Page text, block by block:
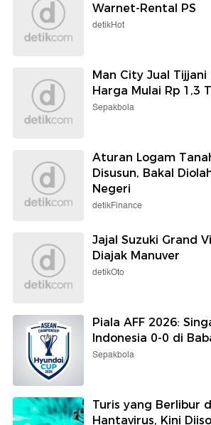
Warnet-Rental PS
detikHot
Man City Jual Tijjani
Harga Mulai Rp 1,3
Sepakbola
Aturan Logam
Disusun, Bakal
Negeri
detikFinance
Jajal Suzuki Grand
Diajak Manuver
detikOto
Piala AFF 2026:
Indonesia 0-0 di
Sepakbola
Turis yang Berlibur
Hantavirus, Kini